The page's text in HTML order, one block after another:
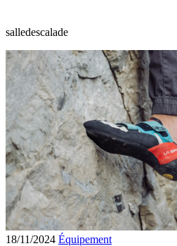
salledescalade
18/11/2024 Équipement